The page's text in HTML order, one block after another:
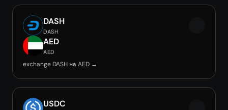
DASH
DASH
AED
AED
exchange DASH на AED →
USDC